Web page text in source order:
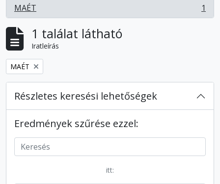
MAÉT
, 1 eredmények 1
1 találat látható
Iratleírás
Remove filter:
MAÉT
Részletes keresési lehetőségek
Eredmények szűrése ezzel:
itt: